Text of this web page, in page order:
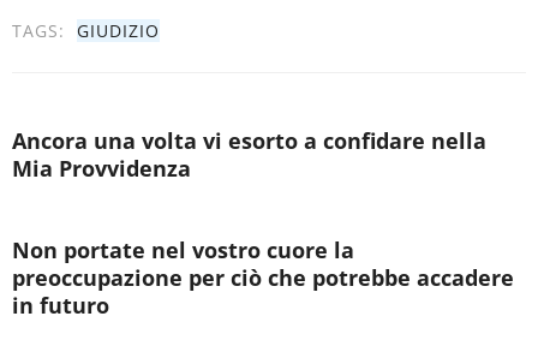
TAGS: GIUDIZIO
Ancora una volta vi esorto a confidare nella
Mia Provvidenza
Non portate nel vostro cuore la
preoccupazione per ciò che potrebbe accadere
in futuro